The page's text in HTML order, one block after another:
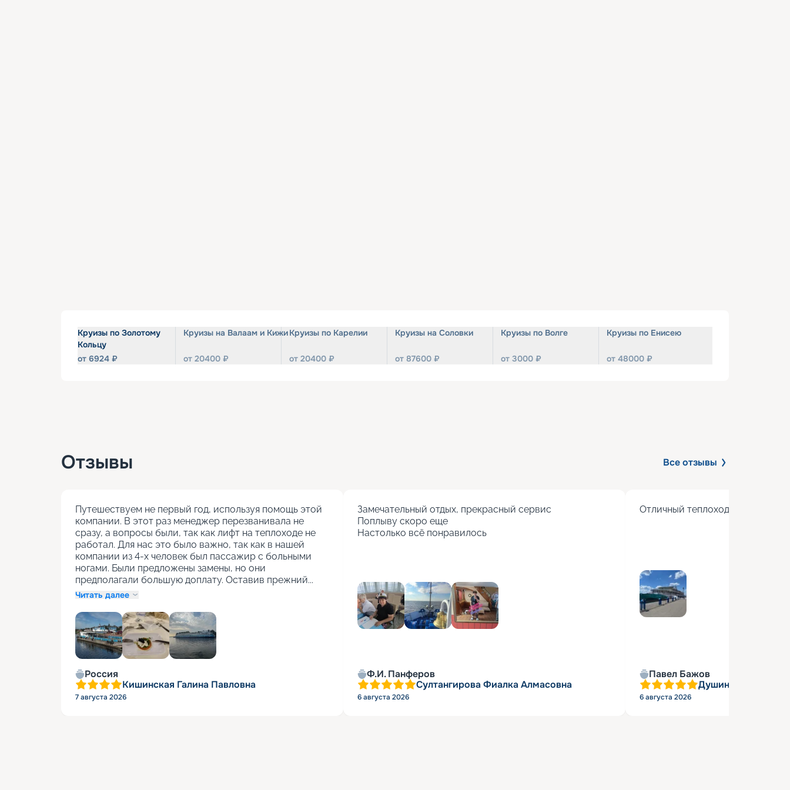
Круизы по Золотому
Кольцу
от 6924 ₽
Круизы на Валаам и Кижи
от 20400 ₽
Круизы по Карелии
от 20400 ₽
Круизы на Соловки
от 87600 ₽
Круизы по Волге
от 3000 ₽
Круизы по Енисею
от 48000 ₽
Отзывы Все отзывы
Путешествуем не первый год, используя помощь этой
компании. В этот раз менеджер перезванивала не
сразу, а вопросы были, так как лифт на теплоходе не
работал. Для нас это было важно, так как в нашей
компании из 4-х человек был пассажир с больными
ногами. Были предложены замены, но они
предполагали большую доплату. Оставив прежний...
Читать далее
Россия
Кишинская Галина Павловна
7 августа 2026
Замечательный отдых, прекрасный сервис
Поплыву скоро еще
Настолько всё понравилось
Ф.И. Панферов
Султангирова Фиалка Алмасовна
6 августа 2026
Отличный теплоход с хорошим
Павел Бажов
Душин Александр
6 августа 2026